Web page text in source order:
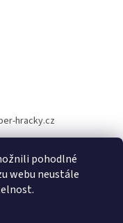
pohodlné
webu neustále
hracky.cz